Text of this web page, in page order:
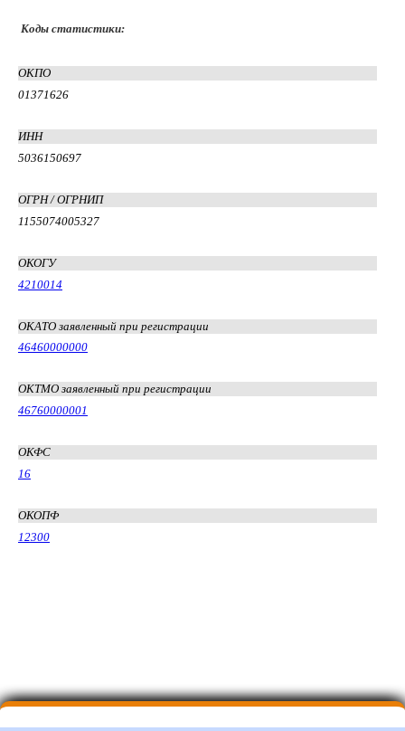
Коды статистики:
ОКПО
01371626
ИНН
5036150697
ОГРН / ОГРНИП
1155074005327
ОКОГУ
4210014
ОКАТО заявленный при регистрации
46460000000
ОКТМО заявленный при регистрации
46760000001
ОКФС
16
ОКОПФ
12300